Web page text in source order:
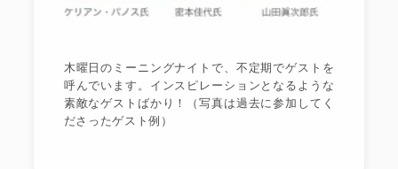
木曜日のミーニングナイトで、不定期でゲストを
呼んでいます。インスピレーションとなるような
素敵なゲストばかり！（写真は過去に参加してく
ださったゲスト例）